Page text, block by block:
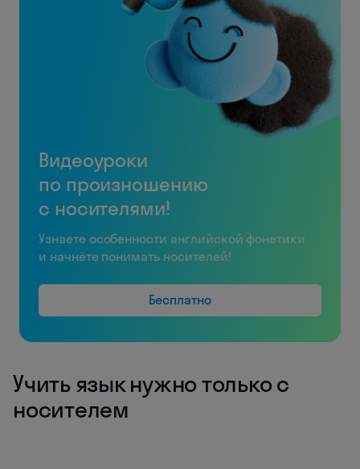
Видеоуроки
по произношению
с носителями!
Узнаете особенности английской фонетики
и начнёте понимать носителей!
Бесплатно
Учить язык нужно только с
носителем